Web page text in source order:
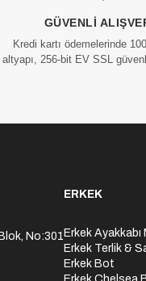
GÜVENLI
Kredi kartı ödemelerinde
altyapı, 256-bit EV SSL
No:301
ERKEK
Erkek Ayakkabı
Erkek Terlik &
Erkek Bot